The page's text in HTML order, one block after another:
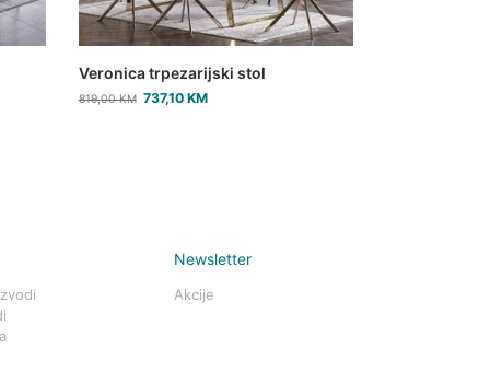
Veronica trpezarijski stol
819,00KM 737,10KM
Newsletter
Akcije